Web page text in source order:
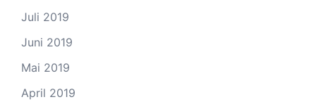
Juli 2019
Juni 2019
Mai 2019
April 2019